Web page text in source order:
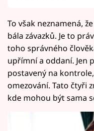
To však neznamená,
bála závazků. Je to
toho správného
upřímní a oddaní. Jen
postavený na
omezování. Tato čtyři
kde mohou být sama